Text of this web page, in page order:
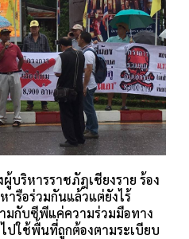
บริหารราชภัฎเชียงราย ร้อง
ารือร่วมกันแล้วแต่ยังไร้
มกับซีพีแค่ความร่วมมือทาง
ปใช้พื้นที่ถูกต้องตามระเบียบ